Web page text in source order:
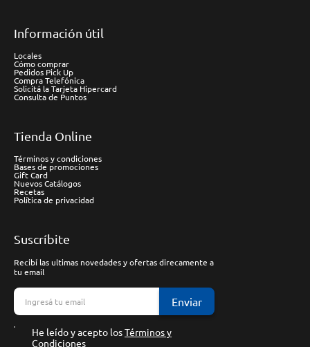
Información útil
Locales
Cómo comprar
Pedidos Pick Up
Compra Telefónica
Solicitá la Tarjeta Hipercard
Consulta de Puntos
Tienda Online
Términos y condiciones
Bases de promociones
Gift Card
Nuevos Catálogos
Recetas
Política de privacidad
Suscríbite
Recibí las ultimas novedades y ofertas direcamente a
tu email
Enviar
He leído y acepto losTérminos y
Condiciones